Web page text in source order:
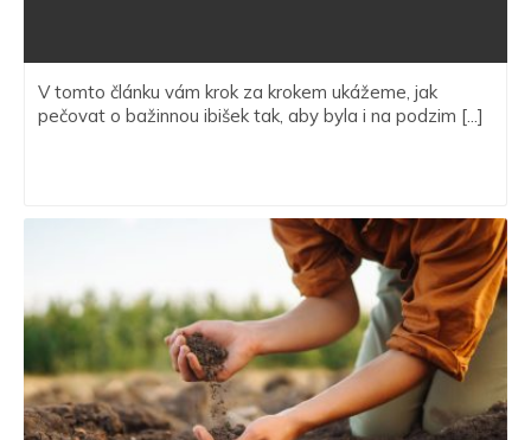
V tomto článku vám krok za krokem ukážeme, jak
pečovat o bažinnou ibišek tak, aby byla i na podzim [...]